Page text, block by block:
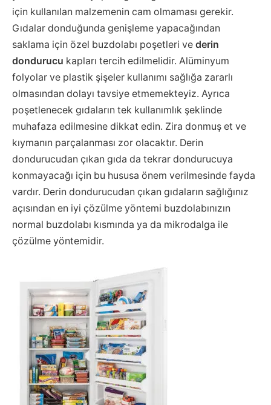
için kullanılan malzemenin cam olmaması gerekir.
Gıdalar donduğunda genişleme yapacağından
saklama için özel buzdolabı poşetleri ve derin
dondurucu kapları tercih edilmelidir. Alüminyum
folyolar ve plastik şişeler kullanımı sağlığa zararlı
olmasından dolayı tavsiye etmemekteyiz. Ayrıca
poşetlenecek gıdaların tek kullanımlık şeklinde
muhafaza edilmesine dikkat edin. Zira donmuş et ve
kıymanın parçalanması zor olacaktır. Derin
dondurucudan çıkan gıda da tekrar dondurucuya
konmayacağı için bu hususa önem verilmesinde fayda
vardır. Derin dondurucudan çıkan gıdaların sağlığınız
açısından en iyi çözülme yöntemi buzdolabınızın
normal buzdolabı kısmında ya da mikrodalga ile
çözülme yöntemidir.